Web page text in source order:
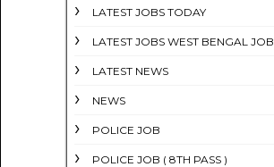
LATEST JOBS TODAY
LATEST JOBS WEST BENGAL JOB
LATEST NEWS
NEWS
POLICE JOB
POLICE JOB ( 8TH PASS )